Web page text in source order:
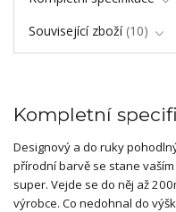
Související zboží 10
Kompletní
Designový a do ruky
přírodní barvě se stane
super. Vejde se do něj až
výrobce. Co nedohnal do